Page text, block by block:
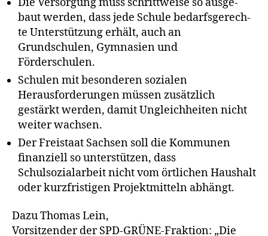
baut wer­den, dass jede Schule bedarfs­ge­rech­
te Unterstützung erhält, auch an
Grundschulen, Gymnasien und
Förderschulen.
Schulen mit beson­de­ren sozia­len
Herausforderungen müs­sen zusätz­lich
gestärkt wer­den, damit Ungleichheiten nicht
wei­ter wachsen.
Der Freistaat Sachsen soll die Kommunen
finan­zi­ell so unter­stüt­zen, dass
Schulsozialarbeit nicht vom ört­li­chen Haushalt
oder kurz­fris­ti­gen Projektmitteln abhängt.
Dazu Thomas Lein,
Vorsitzender der SPD-GRÜNE-Fraktion: „Die